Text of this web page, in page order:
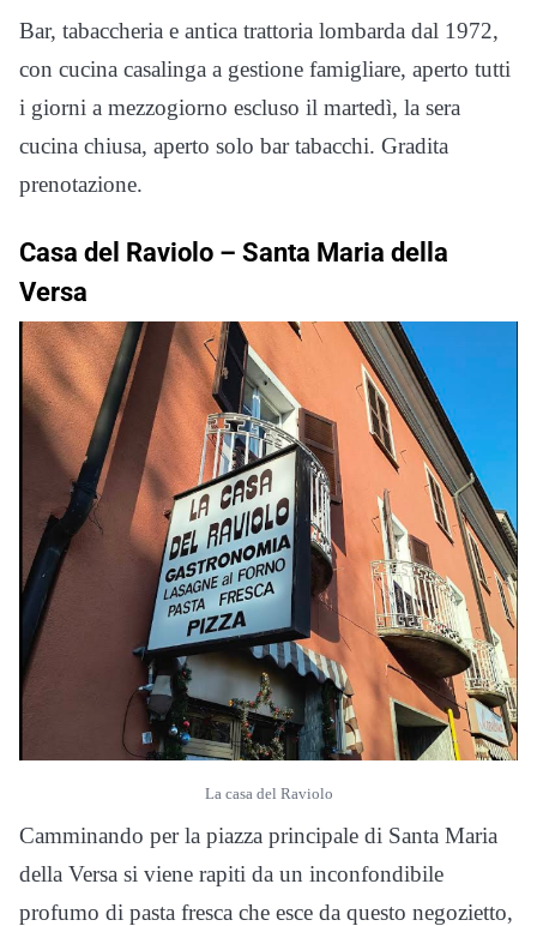
Bar, tabaccheria e antica trattoria lombarda dal 1972,
con cucina casalinga a gestione famigliare, aperto tutti
i giorni a mezzogiorno escluso il martedì, la sera
cucina chiusa, aperto solo bar tabacchi. Gradita
prenotazione.
Casa del Raviolo – Santa Maria della
Versa
La casa del Raviolo
Camminando per la piazza principale di Santa Maria
della Versa si viene rapiti da un inconfondibile
profumo di pasta fresca che esce da questo negozietto,